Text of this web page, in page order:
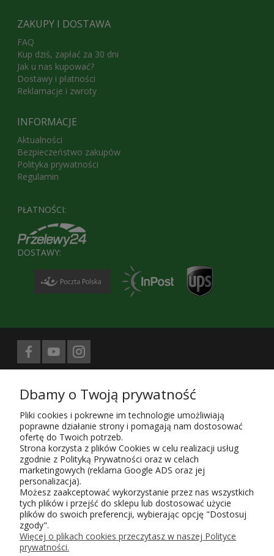
ZAKUPY I DOSTAWA
FAQ
Kup dziś, zapłać za 30 dni
Jak u nas kupować?
Dostawy i płatności
Reklamacje i zwroty
INFORMACJE
Aktualności
Bezpieczeństwo zakupów
Polityka prywatności
Regulamin
PŁATNOŚCI:
DOSTAWY:
Treści znajdujące się na stronie sklepu KaRoKa.pl są jego własnością.
Zgodnie z ustawą z 4.02.1994 4. o prawie autorskim i prawach
pokrewnych (Dz. U. z 1994 r. Nr 24, poz. 83, sprost. Dz.U. 94 nr 43 poz.
170) kopiowanie, powielanie i rozpowszechnianie w całości lub części
przedstawionych treści wymaga zgody autora i podania źródła.
Użytkowanie sklepu oznacza zgodę na wykorzystywanie plików cookies.
Szczegółowe informacje wPolityce prywatności.
KaRoKa Katarzyna Roth-Kłudka
Piaszczysta 6,
tel. w sprawie zamówień - do sklepu 723 143 153, pn-pt, godz. 9-17;
e-mail:karoka@karoka.pl, NIP 952-107-70-85, Regon 015651496
Wpisu do ewidencji działalności gospodarczej, prowadzonej przez
Burmistrza Gminy Grodzisk Maz. dokonano w roku 2004 pod numerem
9487. Zgłoszenie zbioru danych do GIODO uzyskało poświadczony
identyfikator: 18003/2013.
Dbamy o Twoją prywatność
Pliki cookies i pokrewne im technologie umożliwiają
poprawne działanie strony i pomagają nam dostosować
ofertę do Twoich potrzeb.
Strona korzysta z plików Cookies w celu realizacji usług
zgodnie z Polityką Prywatności oraz w celach
marketingowych (reklama Google ADS oraz jej
personalizacja).
Możesz zaakceptować wykorzystanie przez nas wszystkich
tych plików i przejść do sklepu lub dostosować użycie
plików do swoich preferencji, wybierając opcję "Dostosuj
zgody".
Więcej o plikach cookies przeczytasz w naszej Polityce
prywatności.